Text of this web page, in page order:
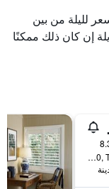
لليلة من بين
إن كان ذلك ممكنًا
Lot 10, Tamborine Mountain Rd, ماونت تمبورين, QLD, أستراليا